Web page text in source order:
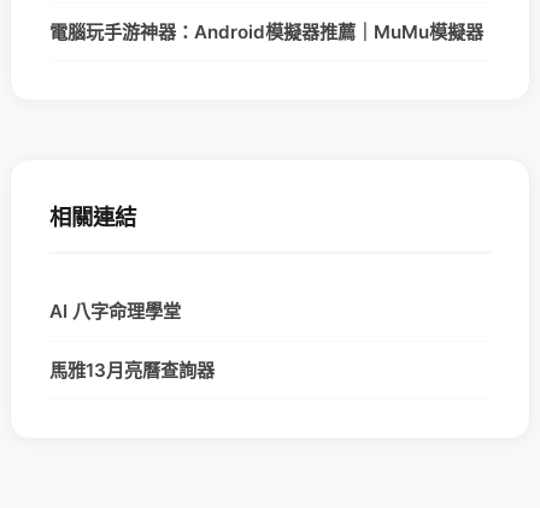
電腦玩手游神器：Android模擬器推薦｜MuMu模擬器
相關連結
AI 八字命理學堂
馬雅13月亮曆查詢器